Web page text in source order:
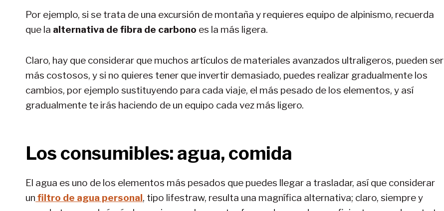
Por ejemplo, si se trata de una excursión de montaña y requieres equipo de alpinismo, recuerda
que la alternativa de fibra de carbono es la más ligera.
Claro, hay que considerar que muchos artículos de materiales avanzados ultraligeros, pueden ser
más costosos, y si no quieres tener que invertir demasiado, puedes realizar gradualmente los
cambios, por ejemplo sustituyendo para cada viaje, el más pesado de los elementos, y así
gradualmente te irás haciendo de un equipo cada vez más ligero.
Los consumibles: agua, comida
El agua es uno de los elementos más pesados que puedes llegar a trasladar, así que considerar
un filtro de agua personal, tipo lifestraw, resulta una magnífica alternativa; claro, siempre y